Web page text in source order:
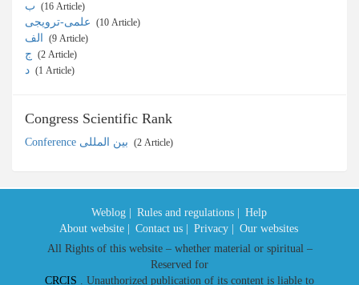
‎ (16 Article)
‎ (10 Article)
‎ (9 Article)
‎ (2 Article)
‎ (1 Article)
Congress Scientific Rank
‎ (2 Article)
Weblog | Rules and regulations |
Help
About website |
Contact us | Privacy |
Our websites
All Rights of this website – whether material or spiritual –
Reserved for
CRCIS . Unauthorized publication of its content is liable to